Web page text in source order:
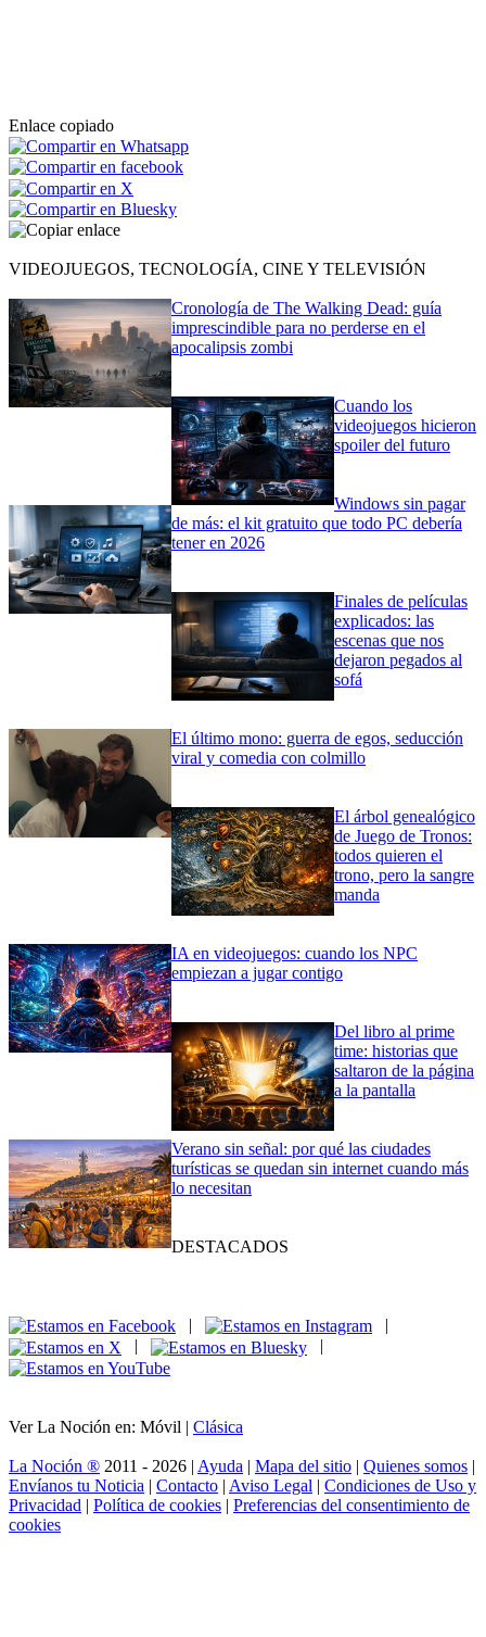
Enlace copiado
VIDEOJUEGOS, TECNOLOGÍA, CINE Y TELEVISIÓN
Cronología de The Walking Dead: guía
imprescindible para no perderse en el
apocalipsis zombi
Cuando los
videojuegos hicieron
spoiler del futuro
Windows sin pagar
de más: el kit gratuito que todo PC debería
tener en 2026
Finales de películas
explicados: las
escenas que nos
dejaron pegados al
sofá
El último mono: guerra de egos, seducción
viral y comedia con colmillo
El árbol genealógico
de Juego de Tronos:
todos quieren el
trono, pero la sangre
manda
IA en videojuegos: cuando los NPC
empiezan a jugar contigo
Del libro al prime
time: historias que
saltaron de la página
a la pantalla
Verano sin señal: por qué las ciudades
turísticas se quedan sin internet cuando más
lo necesitan
DESTACADOS
|
|
Ver La Noción en: Móvil | Clásica
La Noción ® 2011 - 2026 | Ayuda | Mapa del sitio | Quienes somos |
Envíanos tu Noticia | Contacto | Aviso Legal | Condiciones de Uso y
Privacidad | Política de cookies | Preferencias del consentimiento de
cookies